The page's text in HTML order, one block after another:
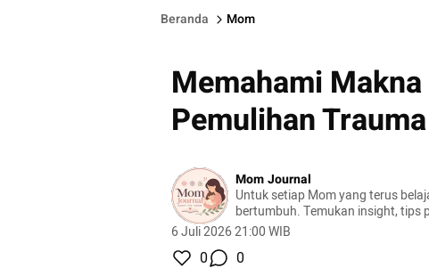
Beranda Mom
Memahami
Pemulihan
Mom Journal
Untuk setiap Mom yang terus
bertumbuh. Temukan insight, tips
kesehatan, dan keseharian yang
6 Juli 2026 21:00 WIB
0 0